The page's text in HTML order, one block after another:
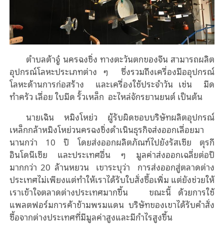
ตำบลต้าจู๋ นครฉงชิ่ง ทางตะวันตกของจีน สามารถผลิต
อุปกรณ์โลหะประเภทต่าง ๆ ซึ่งรวมถึงเครื่องมืออุปกรณ์
โลหะด้านการก่อสร้าง และเครื่องใช้ประจำวัน เช่น มีด
ทำครัว เลื่อย ใบมีด รั้วเหล็ก อะไหล่จักรยานยนต์ เป็นต้น
นายเฉิน หมิงโหย่ว ผู้รับผิดชอบบริษัทผลิตอุปกรณ์
เหล็กกล้าหมิงโหย่วนครฉงชิ่งดำเนินธุรกิจส่งออกเลื่อยมา
นานกว่า 10 ปี โดยส่งออกผลิตภัณฑ์ไปยังรัสเซีย ตุรกี
อินโดนีเซีย และประเทศอื่น ๆ มูลค่าส่งออกเฉลี่ยต่อปี
มากกว่า 20 ล้านหยวน เขาระบุว่า การส่งออกสู่ตลาดต่าง
ประเทศไม่เพียงแต่ทำให้เราได้รับใบสั่งซื้อเพิ่ม แต่ยังช่วยให้
เราเข้าใจตลาดต่างประเทศมากขึ้น ขณะนี้ ด้วยการใช้
แพลตฟอร์มการค้าข้ามพรมแดน บริษัทของเขาได้รับคำสั่ง
ซื้อจากต่างประเทศที่มีมูลค่าสูงและมีกำไรสูงขึ้น